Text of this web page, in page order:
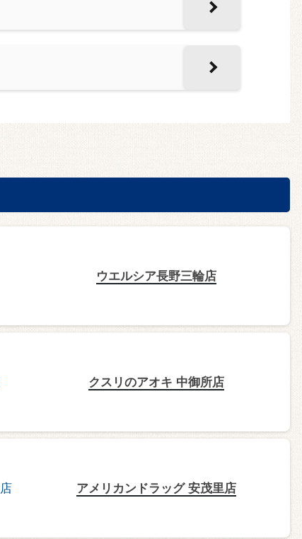
ウエルシア長野三輪店
クスリのアオキ 中御所店
アメリカンドラッグ 安茂里店